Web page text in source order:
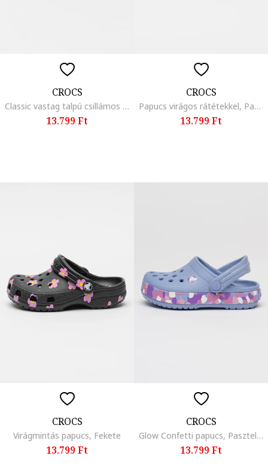
CROCS
Classic vastag talpú csillámos papucs, Fukszia
13.799 Ft
CROCS
Papucs virágos rátétekkel, Pasztellrózsaszín
13.799 Ft
CROCS
Virágmintás papucs, Fekete
13.799 Ft
CROCS
Glow Confetti papucs, Pasztellkék
13.799 Ft